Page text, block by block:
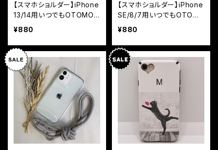
【スマホショルダー】iPhone
13/14用いつでもOTOMO
☆チェーンストラップ付ハイ
¥880
【スマホショルダー】iPhone
SE/8/7用いつでもOTOM
O☆ストラップ付ハイブリッ
¥880